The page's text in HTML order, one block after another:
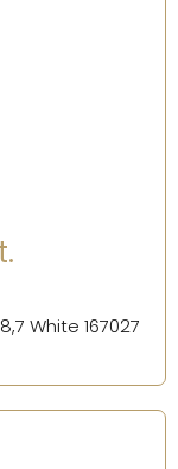
White 167027